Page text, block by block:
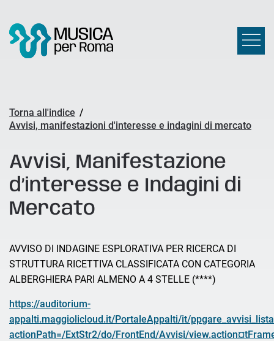
Torna all'indice /
Avvisi, manifestazioni d'interesse e indagini di mercato
Avvisi, Manifestazione
d’interesse e Indagini di
Mercato
AVVISO DI INDAGINE ESPLORATIVA PER RICERCA DI
STRUTTURA RICETTIVA CLASSIFICATA CON CATEGORIA
ALBERGHIERA PARI ALMENO A 4 STELLE (****)
https://auditorium-
appalti.maggiolicloud.it/PortaleAppalti/it/
actionPath=/ExtStr2/do/FrontEnd/Avvisi/